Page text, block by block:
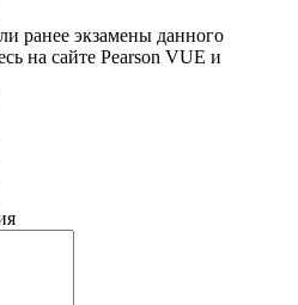
ранее экзамены данного
на сайте Pearson VUE и